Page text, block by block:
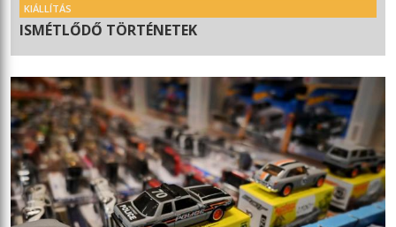
KIÁLLÍTÁS
ISMÉTLŐDŐ TÖRTÉNETEK